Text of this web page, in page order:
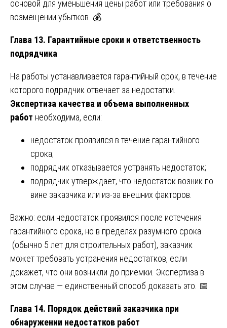
основой для уменьшения цены работ или требования о
возмещении убытков. 💰
Глава 13. Гарантийные сроки и ответственность
подрядчика
На работы устанавливается гарантийный срок, в течение
которого подрядчик отвечает за недостатки.
Экспертиза качества и объема выполненных
работ необходима, если:
недостаток проявился в течение гарантийного
срока;
подрядчик отказывается устранять недостаток;
подрядчик утверждает, что недостаток возник по
вине заказчика или из-за внешних факторов.
Важно: если недостаток проявился после истечения
гарантийного срока, но в пределах разумного срока
(обычно 5 лет для строительных работ), заказчик
может требовать устранения недостатков, если
докажет, что они возникли до приёмки. Экспертиза в
этом случае — единственный способ доказать это. 📅
Глава 14. Порядок действий заказчика при
обнаружении недостатков работ